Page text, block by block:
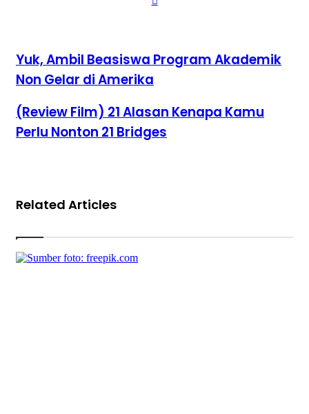
Yuk,
Ambil
Beasiswa
Akademik
Non
Gelar
di
Yuk, Ambil Beasiswa Program Akademik
Non Gelar di Amerika
(Review
Film)
21
21
(Review Film) 21 Alasan Kenapa Kamu
Perlu Nonton 21 Bridges
Related Articles